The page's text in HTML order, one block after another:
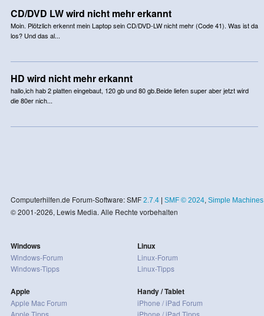
CD/DVD LW wird nicht mehr erkannt
Moin. Plötzlich erkennt mein Laptop sein CD/DVD-LW nicht mehr (Code 41). Was ist da
los? Und das al...
HD wird nicht mehr erkannt
hallo,ich hab 2 platten eingebaut, 120 gb und 80 gb.Beide liefen super aber jetzt wird
die 80er nich...
Computerhilfen.de Forum-Software: SMF 2.7.4| SMF © 2024, Simple Machines
© 2001-2026, Lewis Media. Alle Rechte vorbehalten
Windows
Windows-Forum
Windows-Tipps
Apple
Apple Mac Forum
Apple Tipps
Linux
Linux-Forum
Linux-Tipps
Handy / Tablet
iPhone / iPad Forum
iPhone / iPad Tipps